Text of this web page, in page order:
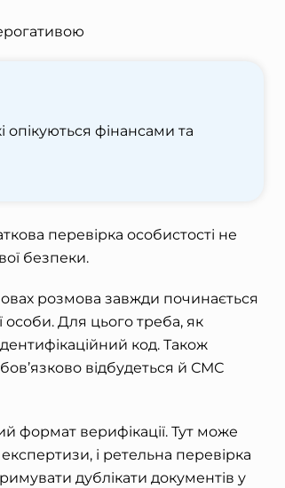
опікуються фінансами та
перевірка особистості не
безпеки.
розмова завжди починається
особи. Для цього треба, як
код. Також
відбудеться й СМС
формат верифікації. Тут може
експертизи, і ретельна перевірка
дублікати документів у